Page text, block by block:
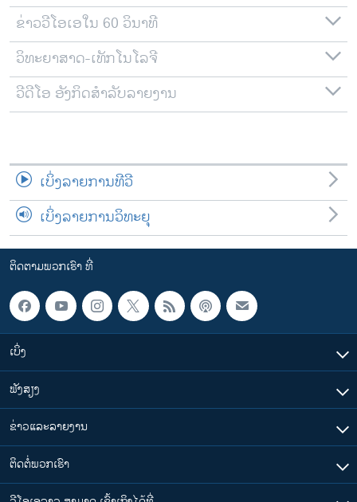
ພາສາຕ່າງໆ
ຂ່າວວີໂອເອໃນ 60 ວິນາທີ
ວິທະຍາສາດ-ເທັກໂນໂລຈີ
ວີດີໂອ ອັງກິດສຳລັບລາຍງານ
ເບິ່ງລາຍການທີວີ
ເບິ່ງລາຍການວິທະຍຸ
ຕິດຕາມພວກເຮົາ ທີ່
ເບິ່ງ
ຟັງສຽງ
ຂ່າວແລະລາຍງານ
ຕິດຕໍ່ພວກເຮົາ